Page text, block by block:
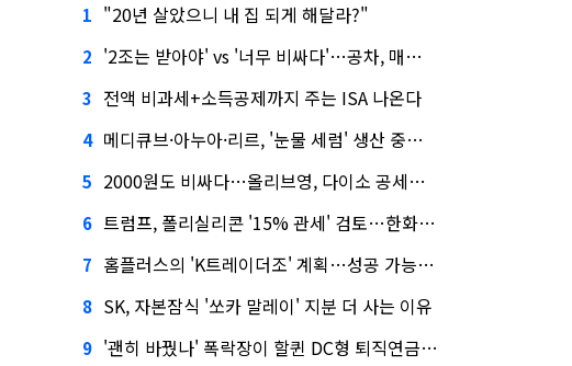
1 "20년 살았으니 내 집 되게 해달라?"
2 '2조는 받아야' vs '너무 비싸다'…공차, 매각 성공할까
3 전액 비과세+소득공제까지 주는 ISA 나온다
4 메디큐브·아누아·리르, '눈물 세럼' 생산 중단한다
5 2000원도 비싸다…올리브영, 다이소 공세에 '가성비'로 맞불
6 트럼프, 폴리실리콘 '15% 관세' 검토…한화큐셀·OCI 영향은?
7 홈플러스의 'K트레이더조' 계획…성공 가능성은 '글쎄'
8 SK, 자본잠식 '쏘카 말레이' 지분 더 사는 이유
9 '괜히 바꿨나' 폭락장이 할퀸 DC형 퇴직연금…전문가 조언은